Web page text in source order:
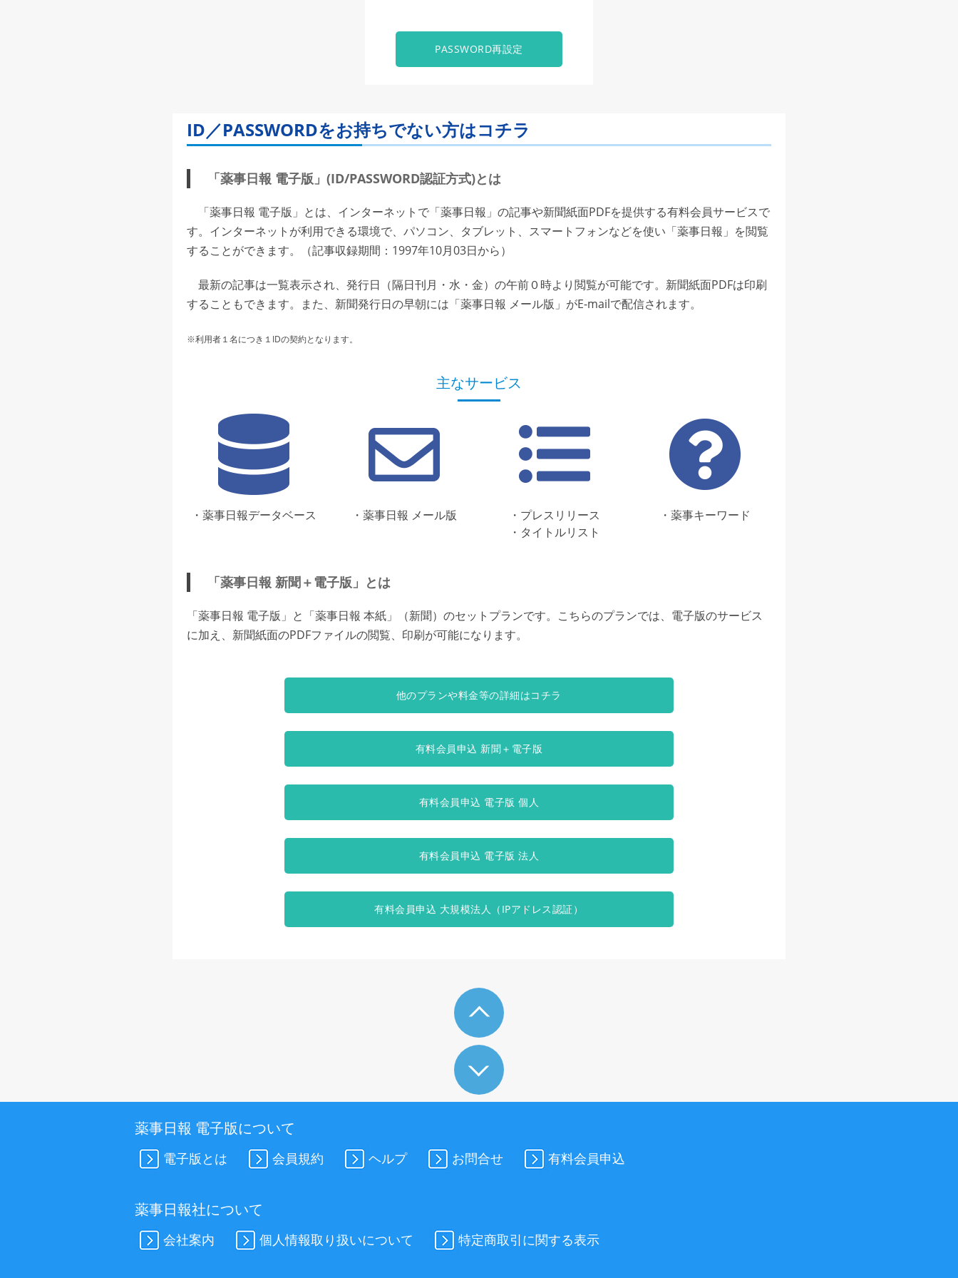
PASSWORD再設定
ID／PASSWORDをお持ちでない方はコチラ
「薬事日報 電子版」(ID/PASSWORD認証方式)とは
「薬事日報 電子版」とは、インターネットで「薬事日報」の記事や新聞紙面PDFを提供する有料会員サービスで
す。インターネットが利用できる環境で、パソコン、タブレット、スマートフォンなどを使い「薬事日報」を閲覧
することができます。（記事収録期間：1997年10月03日から）
最新の記事は一覧表示され、発行日（隔日刊月・水・金）の午前０時より閲覧が可能です。新聞紙面PDFは印刷
することもできます。また、新聞発行日の早朝には「薬事日報 メール版」がE-mailで配信されます。
※利用者１名につき１IDの契約となります。
主なサービス
・薬事日報データベース ・薬事日報 メール版
・プレスリリース
・タイトルリスト
・薬事キーワード
「薬事日報 新聞＋電子版」とは
「薬事日報 電子版」と「薬事日報 本紙」（新聞）のセットプランです。こちらのプランでは、電子版のサービス
に加え、新聞紙面のPDFファイルの閲覧、印刷が可能になります。
他のプランや料金等の詳細はコチラ
有料会員申込 新聞＋電子版
有料会員申込 電子版 個人
有料会員申込 電子版 法人
有料会員申込 大規模法人（IPアドレス認証）
薬事日報 電子版について
電子版とは 会員規約 ヘルプ お問合せ 有料会員申込
薬事日報社について
会社案内 個人情報取り扱いについて 特定商取引に関する表示